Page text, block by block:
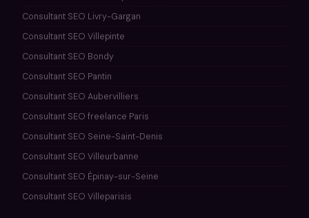
Consultant SEO Livry-Gargan
Consultant SEO Villepinte
Consultant SEO Bondy
Consultant SEO Pantin
Consultant SEO Aubervilliers
Consultant SEO freelance Paris
Consultant SEO Seine-Saint-Denis
Consultant SEO Villeurbanne
Consultant SEO Épinay-sur-Seine
Consultant SEO Villeparisis